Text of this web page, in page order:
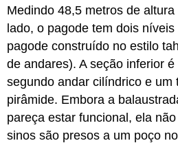
Medindo 48,5 metros de
lado, o pagode tem dois
pagode construído no estilo
de andares). A seção inferior
segundo andar cilíndrico e um
pirâmide. Embora a
pareça estar funcional, ela
sinos são presos a um poço